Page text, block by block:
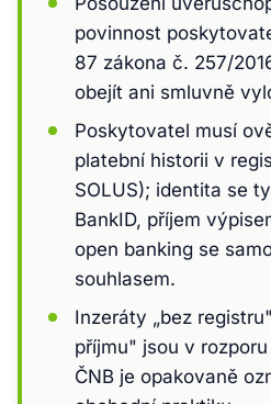
povinnost
87 zákona č. 257/
obejít ani smluvně
Poskytovatel musí
platební historii v
SOLUS); identita se
BankID, příjem
open banking se
souhlasem.
Inzeráty „bez
příjmu" jsou v
ČNB je opakovaně